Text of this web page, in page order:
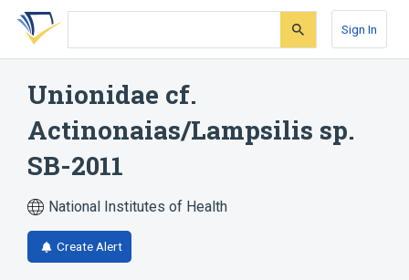
Skip
search
Skip
Skip
account
Sign In
Unionidae cf.
Actinonaias/Lampsilis sp.
SB-2011
National Institutes of Health
Create Alert